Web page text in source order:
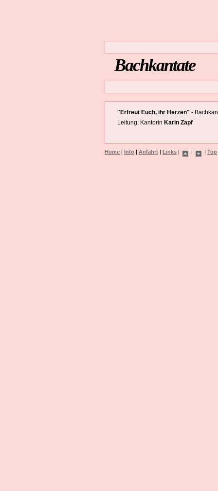
Bachkantate
"Erfreut Euch, ihr Herzen" -
Leitung: Kantorin Karin Zapf
Home | Info | Anfahrt | Links | | | Top